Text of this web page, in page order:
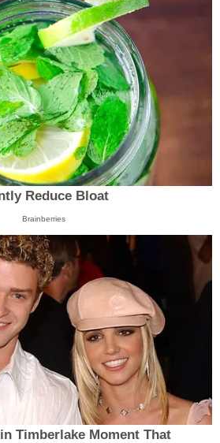
Reduce Bloat
Brainberries
Timberlake Moment That